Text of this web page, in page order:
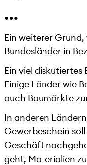
…
Ein weiterer
Bundesländer in
Ein viel diskutiertes
Einige Länder wie
auch Baumärkte
In anderen
Gewerbeschein
Geschäft
geht, Materialien